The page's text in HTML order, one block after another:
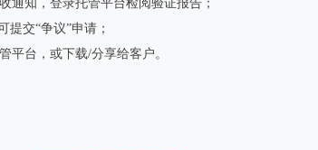
知，登录托管平台检阅验证报告；
交“争议”申请；
台，或下载/分享给客户。